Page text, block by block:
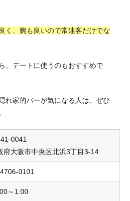
く、腕も良いので常連客だけでな
、デートに使うのもおすすめで
れ家的バーが気になる人は、ぜひ
0041
府大阪市中央区北浜3丁目3-14
0101
～1:00